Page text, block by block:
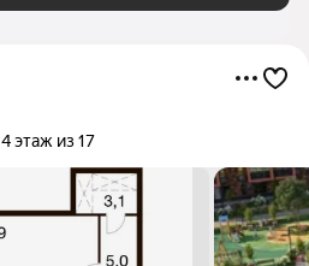
4 этаж из 17